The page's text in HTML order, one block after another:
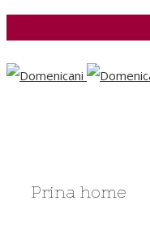
Prina home